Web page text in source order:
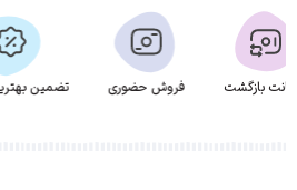
فروش حضوری تضمین بهترین قیمت